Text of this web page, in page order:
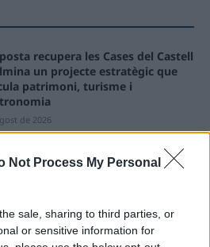
Not Process My Personal
sale, sharing to third parties, or
or sensitive information for
recupera les Cases del Castell
un projecte estratègic que
patrimoni, turisme i
de 2026
vestits de paper guanyen força
amb més modistes i gairebé